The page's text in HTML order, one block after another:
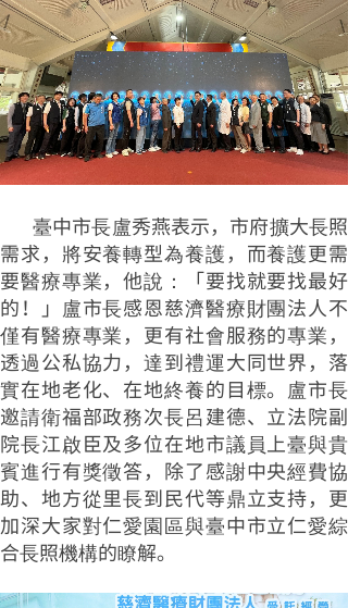
臺中市長盧秀燕表示，市府擴大長照
需求，將安養轉型為養護，而養護更需
要醫療專業，他說：「要找就要找最好
的！」盧市長感恩慈濟醫療財團法人不
僅有醫療專業，更有社會服務的專業，
透過公私協力，達到禮運大同世界，落
實在地老化、在地終養的目標。盧市長
邀請衛福部政務次長呂建德、立法院副
院長江啟臣及多位在地市議員上臺與貴
賓進行有獎徵答，除了感謝中央經費協
助、地方從里長到民代等鼎立支持，更
加深大家對仁愛園區與臺中市立仁愛綜
合長照機構的瞭解。